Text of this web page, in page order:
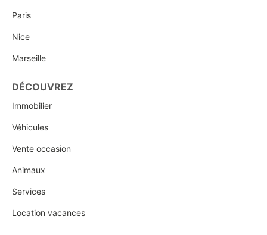
Paris
Nice
Marseille
DÉCOUVREZ
Immobilier
Véhicules
Vente occasion
Animaux
Services
Location vacances